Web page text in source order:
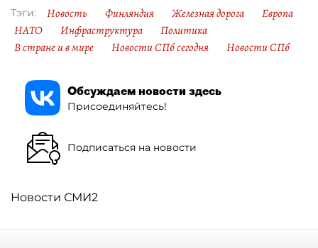
Тэги: Новость Финляндия Железная дорога
Европа
НАТО
Инфраструктура
Политика
В стране и в мире
Новости СПб сегодня Новости СПб
Обсуждаем новости здесь
Присоединяйтесь!
Подписаться на новости
Новости СМИ2